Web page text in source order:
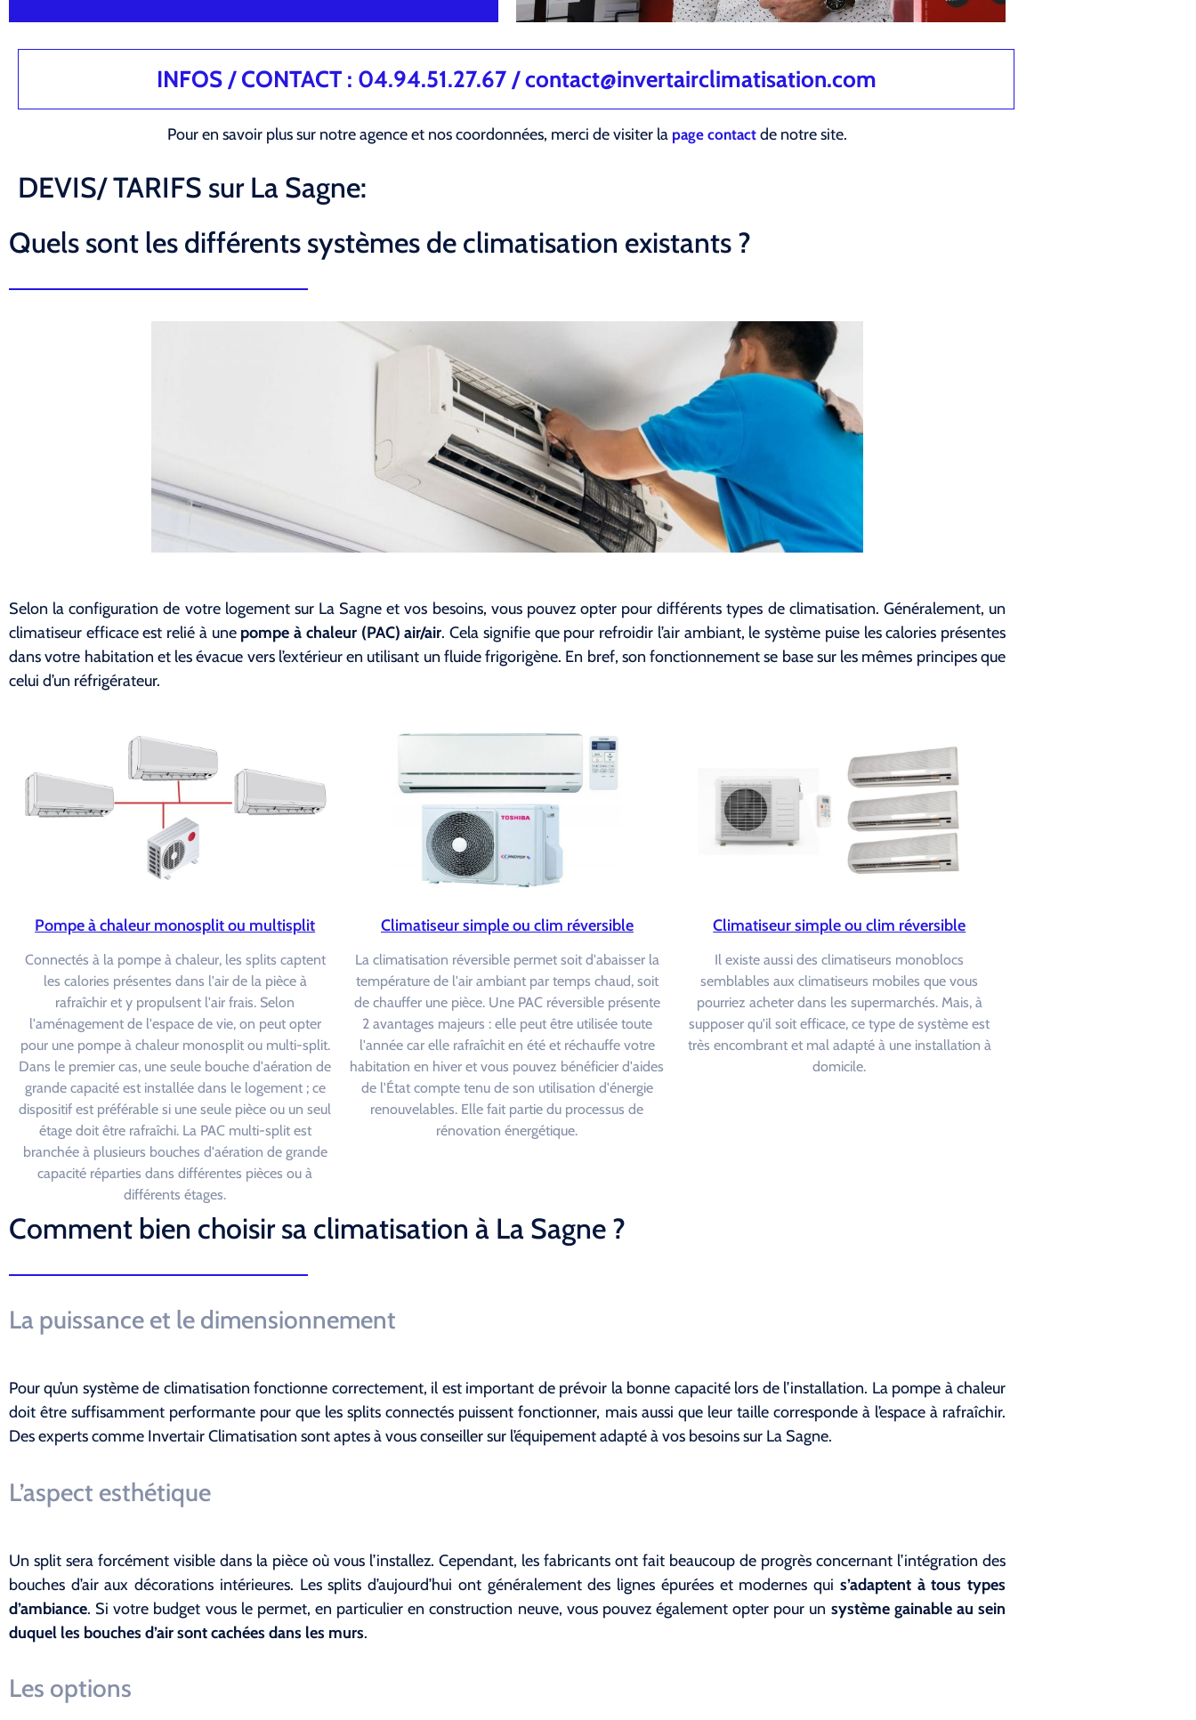
INFOS / CONTACT : 04.94.51.27.67 / contact@invertairclimatisation.com
Pour en savoir plus sur notre agence et nos coordonnées, merci de visiter la page contact de notre site.
DEVIS/ TARIFS sur La Sagne:
Quels sont les différents systèmes de climatisation existants ?
Selon la configuration de votre logement sur La Sagne et vos besoins, vous pouvez opter pour différents types de climatisation. Généralement, un
climatiseur efficace est relié à une pompe à chaleur (PAC) air/air. Cela signifie que pour refroidir l’air ambiant, le système puise les calories présentes
dans votre habitation et les évacue vers l’extérieur en utilisant un fluide frigorigène. En bref, son fonctionnement se base sur les mêmes principes que
celui d’un réfrigérateur.
Pompe à chaleur monosplit ou multisplit
Connectés à la pompe à chaleur, les splits captent
les calories présentes dans l'air de la pièce à
rafraîchir et y propulsent l'air frais. Selon
l'aménagement de l'espace de vie, on peut opter
pour une pompe à chaleur monosplit ou multi-split.
Dans le premier cas, une seule bouche d'aération de
grande capacité est installée dans le logement ; ce
dispositif est préférable si une seule pièce ou un seul
étage doit être rafraîchi. La PAC multi-split est
branchée à plusieurs bouches d'aération de grande
capacité réparties dans différentes pièces ou à
différents étages.
Climatiseur simple ou clim réversible
La climatisation réversible permet soit d'abaisser la
température de l'air ambiant par temps chaud, soit
de chauffer une pièce. Une PAC réversible présente
2 avantages majeurs : elle peut être utilisée toute
l'année car elle rafraîchit en été et réchauffe votre
habitation en hiver et vous pouvez bénéficier d'aides
de l'État compte tenu de son utilisation d'énergie
renouvelables. Elle fait partie du processus de
rénovation énergétique.
Climatiseur simple ou clim réversible
Il existe aussi des climatiseurs monoblocs
semblables aux climatiseurs mobiles que vous
pourriez acheter dans les supermarchés. Mais, à
supposer qu'il soit efficace, ce type de système est
très encombrant et mal adapté à une installation à
domicile.
Comment bien choisir sa climatisation à La Sagne ?
La puissance et le dimensionnement
Pour qu’un système de climatisation fonctionne correctement, il est important de prévoir la bonne capacité lors de l’installation. La pompe à chaleur
doit être suffisamment performante pour que les splits connectés puissent fonctionner, mais aussi que leur taille corresponde à l’espace à rafraîchir.
Des experts comme Invertair Climatisation sont aptes à vous conseiller sur l’équipement adapté à vos besoins sur La Sagne.
L’aspect esthétique
Un split sera forcément visible dans la pièce où vous l’installez. Cependant, les fabricants ont fait beaucoup de progrès concernant l’intégration des
bouches d’air aux décorations intérieures. Les splits d’aujourd’hui ont généralement des lignes épurées et modernes qui s’adaptent à tous types
d’ambiance. Si votre budget vous le permet, en particulier en construction neuve, vous pouvez également opter pour un système gainable au sein
duquel les bouches d’air sont cachées dans les murs.
Les options